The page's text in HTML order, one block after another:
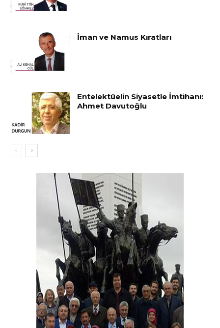
İman ve Namus Kıratları
Entelektüelin Siyasetle İmtihanı:
Ahmet Davutoğlu